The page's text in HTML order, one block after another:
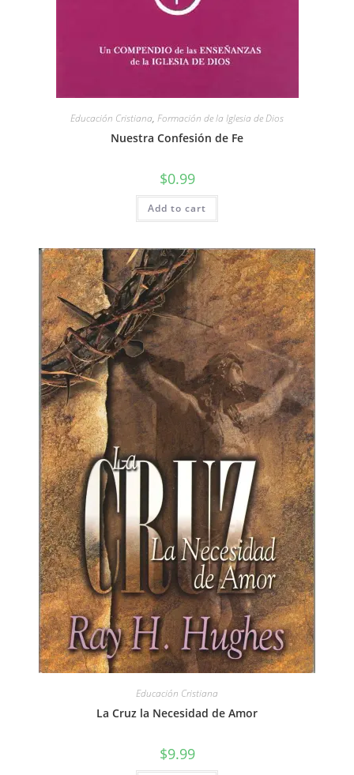
Educación Cristiana, Formación de la Iglesia de Dios
Nuestra Confesión de Fe
$0.99
Add to cart
Educación Cristiana
La Cruz la Necesidad de Amor
$9.99